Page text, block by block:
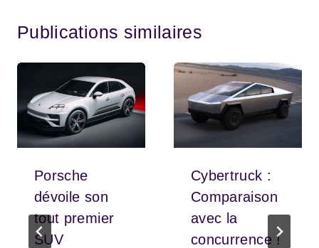
Publications similaires
Porsche
dévoile son
tout premier
SUV
Cybertruck :
Comparaison
avec la
concurrence !